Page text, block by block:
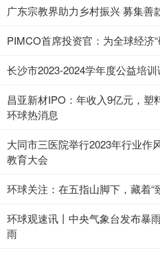
广东宗教界助力乡村振兴 募集善
PIMCO首席投资官：为全球经济
长沙市2023-2024学年度公益培
昌亚新材IPO：年收入9亿元，塑
环球热消息
大同市三医院举行2023年行业作
教育大会
环球关注：在五指山脚下，藏着“
环球观速讯丨中央气象台发布暴
雨